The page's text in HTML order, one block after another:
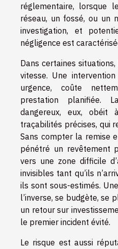
réglementaire, lorsque
réseau, un fossé, ou un
investigation, et
négligence est
Dans certaines
vitesse. Une
urgence, coûte
prestation planifiée.
dangereux, eux,
traçabilités précises, qui
Sans compter la remise
pénétré un revêtement
vers une zone difficile
invisibles tant qu’ils
ils sont sous-estimés.
l’inverse, se budgète, se
un retour sur
le premier incident évité.
Le risque est aussi